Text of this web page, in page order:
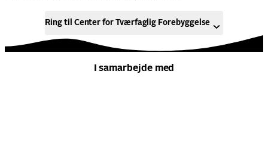
Ring til Center for Tværfaglig Forebyggelse
I samarbejde med